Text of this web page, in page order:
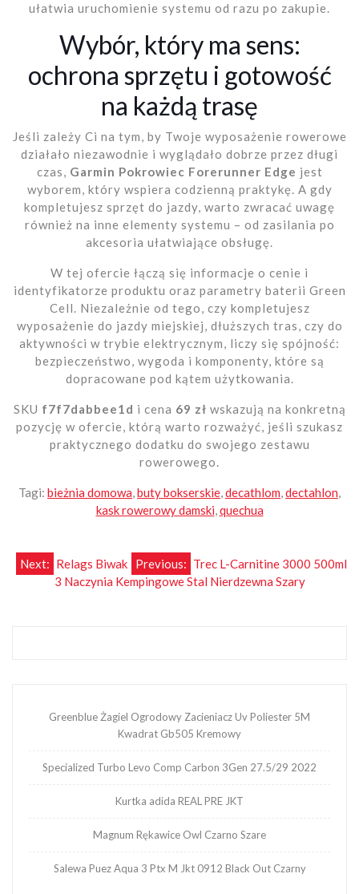
ułatwia uruchomienie systemu od razu po zakupie.
Wybór, który ma sens:
ochrona sprzętu i gotowość
na każdą trasę
Jeśli zależy Ci na tym, by Twoje wyposażenie rowerowe
działało niezawodnie i wyglądało dobrze przez długi
czas, Garmin Pokrowiec Forerunner Edge jest
wyborem, który wspiera codzienną praktykę. A gdy
kompletujesz sprzęt do jazdy, warto zwracać uwagę
również na inne elementy systemu – od zasilania po
akcesoria ułatwiające obsługę.
W tej ofercie łączą się informacje o cenie i
identyfikatorze produktu oraz parametry baterii Green
Cell. Niezależnie od tego, czy kompletujesz
wyposażenie do jazdy miejskiej, dłuższych tras, czy do
aktywności w trybie elektrycznym, liczy się spójność:
bezpieczeństwo, wygoda i komponenty, które są
dopracowane pod kątem użytkowania.
SKU f7f7dabbee1d i cena 69 zł wskazują na konkretną
pozycję w ofercie, którą warto rozważyć, jeśli szukasz
praktycznego dodatku do swojego zestawu
rowerowego.
Tagi: bieżnia domowa,buty bokserskie,decathlom,dectahlon,
kask rowerowy damski,quechua
Nawigacja
Previous: Trec L-Carnitine 3000 500ml
Next: Relags Biwak
3 Naczynia Kempingowe Stal Nierdzewna Szary
Greenblue Żagiel Ogrodowy Zacieniacz Uv Poliester 5M
Kwadrat Gb505 Kremowy
Specialized Turbo Levo Comp Carbon 3Gen 27.5/29 2022
Kurtka adida REAL PRE JKT
Magnum Rękawice Owl Czarno Szare
Salewa Puez Aqua 3 Ptx M Jkt 0912 Black Out Czarny